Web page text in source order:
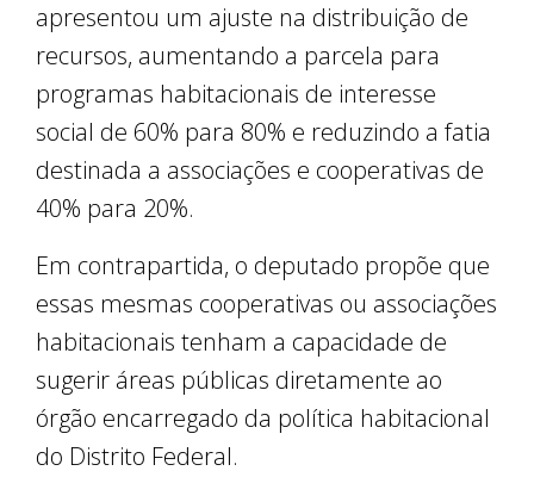
apresentou um ajuste na distribuição de
recursos, aumentando a parcela para
programas habitacionais de interesse
social de 60% para 80% e reduzindo a fatia
destinada a associações e cooperativas de
40% para 20%.
Em contrapartida, o deputado propõe que
essas mesmas cooperativas ou associações
habitacionais tenham a capacidade de
sugerir áreas públicas diretamente ao
órgão encarregado da política habitacional
do Distrito Federal.